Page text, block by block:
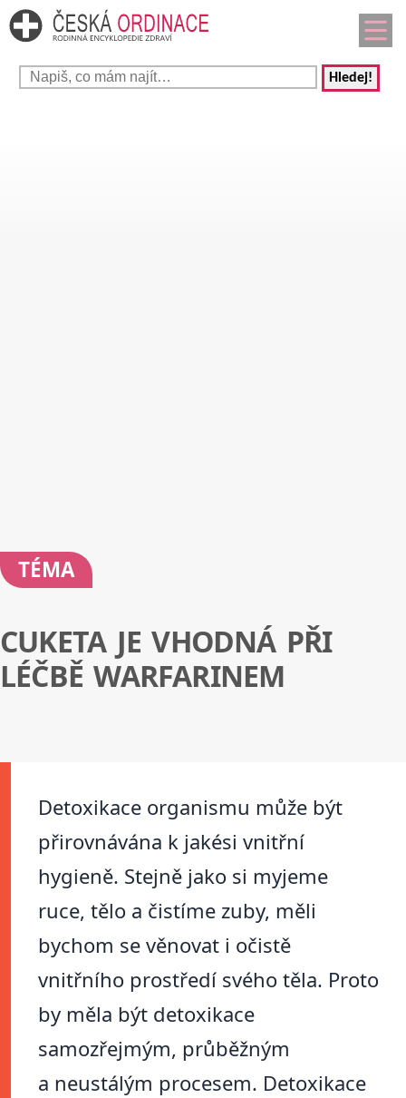
Hledej!
TÉMA
CUKETA JE VHODNÁ PŘI
LÉČBĚ WARFARINEM
Detoxikace organismu může být
přirovnávána k jakési vnitřní
hygieně. Stejně jako si myjeme
ruce, tělo a čistíme zuby, měli
bychom se věnovat i očistě
vnitřního prostředí svého těla. Proto
by měla být detoxikace
samozřejmým, průběžným
a neustálým procesem. Detoxikace